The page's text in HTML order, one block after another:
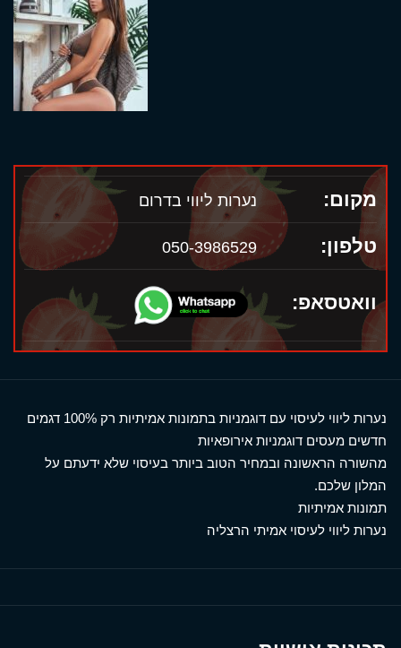
מקום: נערות ליווי בדרום
טלפון: 050-3986529
וואטסאפ:
נערות ליווי לעיסוי עם דוגמניות בתמונות אמיתיות רק 100% דגמים
חדשים מעסים דוגמניות אירופאיות
מהשורה הראשונה ובמחיר הטוב ביותר בעיסוי שלא ידעתם על
המלון שלכם.
תמונות אמיתיות
נערות ליווי לעיסוי אמיתי הרצליה